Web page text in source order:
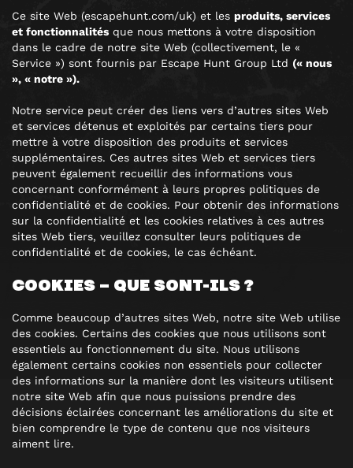
Ce site Web (escapehunt.com/uk) et les produits, services
et fonctionnalités que nous mettons à votre disposition
dans le cadre de notre site Web (collectivement, le «
Service ») sont fournis par Escape Hunt Group Ltd (« nous
», « notre »).
Notre service peut créer des liens vers d’autres sites Web
et services détenus et exploités par certains tiers pour
mettre à votre disposition des produits et services
supplémentaires. Ces autres sites Web et services tiers
peuvent également recueillir des informations vous
concernant conformément à leurs propres politiques de
confidentialité et de cookies. Pour obtenir des informations
sur la confidentialité et les cookies relatives à ces autres
sites Web tiers, veuillez consulter leurs politiques de
confidentialité et de cookies, le cas échéant.
COOKIES – QUE SONT-ILS ?
Comme beaucoup d’autres sites Web, notre site Web utilise
des cookies. Certains des cookies que nous utilisons sont
essentiels au fonctionnement du site. Nous utilisons
également certains cookies non essentiels pour collecter
des informations sur la manière dont les visiteurs utilisent
notre site Web afin que nous puissions prendre des
décisions éclairées concernant les améliorations du site et
bien comprendre le type de contenu que nos visiteurs
aiment lire.